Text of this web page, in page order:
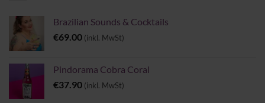
Brazilian Sounds & Cocktails
€69.00 (inkl. MwSt)
Pindorama Cobra Coral
€37.90 (inkl. MwSt)